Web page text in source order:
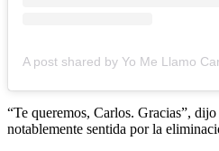
“Te queremos, Carlos. Gracias”,
notablemente sentida por la